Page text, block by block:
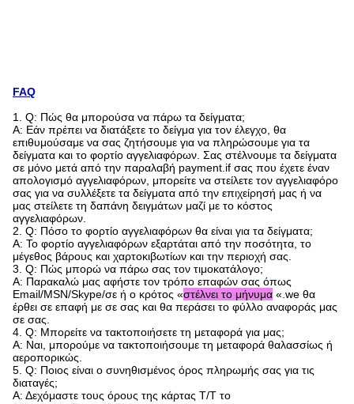
FAQ
1. Q: Πώς θα μπορούσα να πάρω τα δείγματα;
Α: Εάν πρέπει να διατάξετε το δείγμα για τον έλεγχο, θα
επιθυμούσαμε να σας ζητήσουμε για να πληρώσουμε για τα
δείγματα και το φορτίο αγγελιαφόρων. Σας στέλνουμε τα δείγματα
σε μόνο μετά από την παραλαβή payment.if σας που έχετε έναν
απολογισμό αγγελιαφόρων, μπορείτε να στείλετε τον αγγελιαφόρο
σας για να συλλέξετε τα δείγματα από την επιχείρησή μας ή να
μας στείλετε τη δαπάνη δειγμάτων μαζί με το κόστος
αγγελιαφόρων.
2. Q: Πόσο το φορτίο αγγελιαφόρων θα είναι για τα δείγματα;
Α: Το φορτίο αγγελιαφόρων εξαρτάται από την ποσότητα, το
μέγεθος βάρους και χαρτοκιβωτίων και την περιοχή σας.
3. Q: Πώς μπορώ να πάρω σας τον τιμοκατάλογο;
Α: Παρακαλώ μας αφήστε τον τρόπο επαφών σας όπως
Email/MSN/Skype/σε ή ο κρότος «στέλνει το μήνυμα «.we θα
έρθει σε επαφή με σε σας και θα περάσει το φύλλο αναφοράς μας
σε σας.
4. Q: Μπορείτε να τακτοποιήσετε τη μεταφορά για μας;
Α: Ναι, μπορούμε να τακτοποιήσουμε τη μεταφορά θαλασσίως ή
αεροπορικώς.
5. Q: Ποιος είναι ο συνηθισμένος όρος πληρωμής σας για τις
διαταγές;
Α: Δεχόμαστε τους όρους της κάρτας T/T το